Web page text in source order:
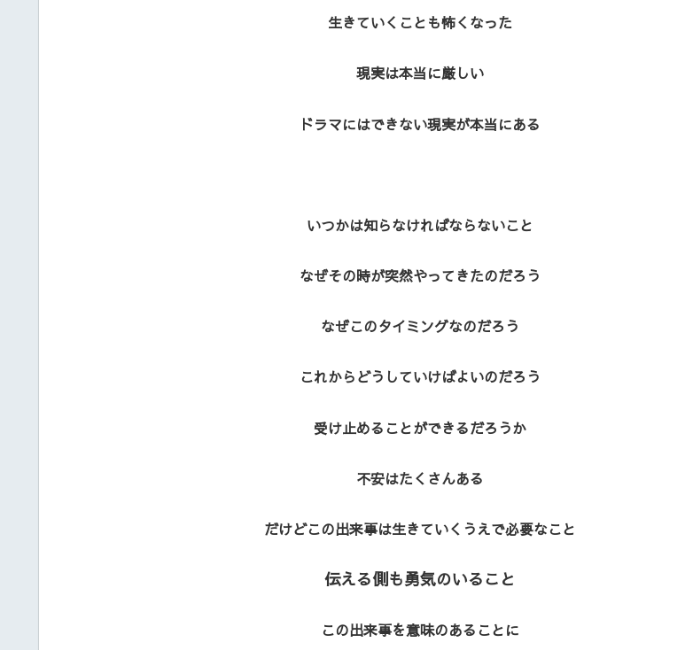
生きていくことも怖くなった
現実は本当に厳しい
ドラマにはできない現実が本当にある
いつかは知らなければならないこと
なぜその時が突然やってきたのだろう
なぜこのタイミングなのだろう
これからどうしていけばよいのだろう
受け止めることができるだろうか
不安はたくさんある
だけどこの出来事は生きていくうえで必要なこと
伝える側も勇気のいること
この出来事を意味のあることに